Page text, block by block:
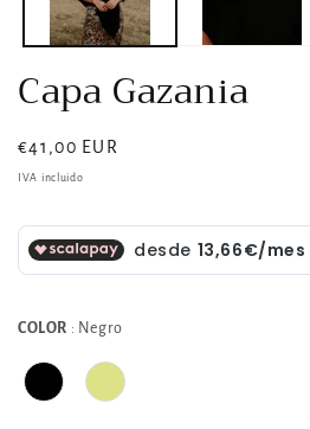
Capa Gazania
Precio
habitual
€41,00 EUR
IVA incluido
COLOR : NegroColor